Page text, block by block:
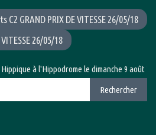
C2 GRAND PRIX DE VITESSE 26/05/18
26/05/18
à l'Hippodrome le dimanche 9 août
Rechercher